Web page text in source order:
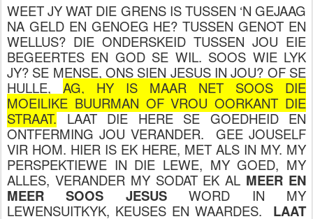
WEET JY WAT DIE GRENS IS TUSSEN ‘N GEJAAG
NA GELD EN GENOEG HE? TUSSEN GENOT EN
WELLUS? DIE ONDERSKEID TUSSEN JOU EIE
BEGEERTES EN GOD SE WIL. SOOS WIE LYK
JY? SE MENSE, ONS SIEN JESUS IN JOU? OF SE
HULLE, AG, HY IS MAAR NET SOOS DIE
MOEILIKE BUURMAN OF VROU OORKANT DIE
STRAAT.LAAT DIE HERE SE GOEDHEID EN
ONTFERMING JOU VERANDER. GEE JOUSELF
VIR HOM. HIER IS EK HERE, MET ALS IN MY. MY
PERSPEKTIEWE IN DIE LEWE, MY GOED, MY
ALLES, VERANDER MY SODAT EK AL MEER EN
MEER SOOS JESUSWORD IN MY
LEWENSUITKYK, KEUSES EN WAARDES. LAAT